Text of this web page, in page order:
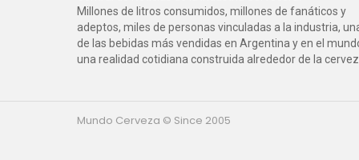
Millones de litros consumidos, millones de fanáticos y
adeptos, miles de personas vinculadas a la industria,
de las bebidas más vendidas en Argentina y en el
una realidad cotidiana construida alrededor de la
Mundo Cerveza © Since 2005